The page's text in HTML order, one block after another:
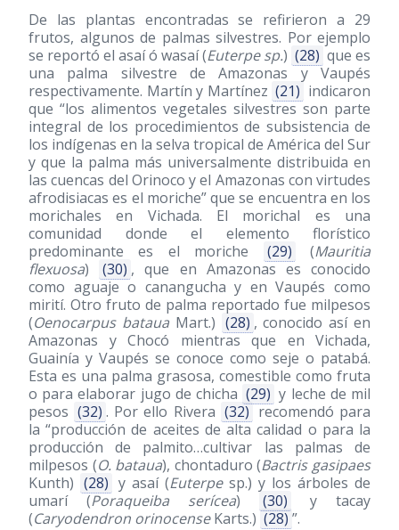
De las plantas encontradas se refirieron a 29
frutos, algunos de palmas silvestres. Por ejemplo
se reportó el asaí ó wasaí (Euterpe sp.) (28) que es
una palma silvestre de Amazonas y Vaupés
respectivamente. Martín y Martínez (21) indicaron
que “los alimentos vegetales silvestres son parte
integral de los procedimientos de subsistencia de
los indígenas en la selva tropical de América del Sur
y que la palma más universalmente distribuida en
las cuencas del Orinoco y el Amazonas con virtudes
afrodisiacas es el moriche” que se encuentra en los
morichales en Vichada. El morichal es una
comunidad donde el elemento florístico
predominante es el moriche
(29) (Mauritia
flexuosa) (30) , que en Amazonas es conocido
como aguaje o canangucha y en Vaupés como
mirití. Otro fruto de palma reportado fue milpesos
(Oenocarpus batauaMart.) (28) , conocido así en
Amazonas y Chocó mientras que en Vichada,
Guainía y Vaupés se conoce como seje o patabá.
Esta es una palma grasosa, comestible como fruta
o para elaborar jugo de chicha (29) y leche de mil
pesos (32) . Por ello Rivera (32) recomendó para
la “producción de aceites de alta calidad o para la
producción de palmito…cultivar las palmas de
milpesos (O. bataua), chontaduro (Bactris gasipaes
Kunth) (28) y asaí (Euterpesp.) y los árboles de
umarí (Poraqueiba serícea) (30)
y tacay
(Caryodendron orinocenseKarts.) (28) ”.